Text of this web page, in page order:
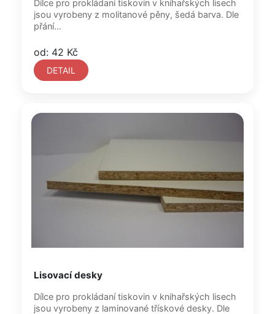
Dílce pro prokládaní tiskovin v knihařských lisech
jsou vyrobeny z molitanové pěny, šedá barva. Dle
přání...
od: 42 Kč
DETAIL
Lisovací desky
Dílce pro prokládaní tiskovin v knihařských lisech
jsou vyrobeny z laminované třískové desky. Dle